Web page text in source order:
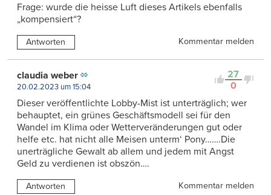
Frage: wurde die heisse Luft dieses Artikels ebenfalls
„kompensiert“?
Antworten Kommentar melden
27
0
claudia weber
20.02.2023 um 15:04
Dieser veröffentlichte Lobby-Mist ist unterträglich; wer
behauptet, ein grünes Geschäftsmodell sei für den
Wandel im Klima oder Wetterveränderungen gut oder
helfe etc. hat nicht alle Meisen unterm‘ Pony…….Die
unerträgliche Gewalt ab allem und jedem mit Angst
Geld zu verdienen ist obszön….
Antworten Kommentar melden